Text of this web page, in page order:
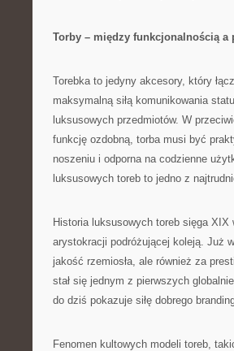
Torby – między funkcjonalnością a
Torebka to jedyny akcesory, który
maksymalną siłą komunikowania
luksusowych przedmiotów. W
funkcję ozdobną, torba musi być
noszeniu i odporna na codzienne
luksusowych toreb to jedno z
Historia luksusowych toreb sięga
arystokracji podróżującej koleją. Już
jakość rzemiosła, ale również za
stał się jednym z pierwszych
do dziś pokazuje siłę dobrego
Fenomen kultowych modeli toreb,